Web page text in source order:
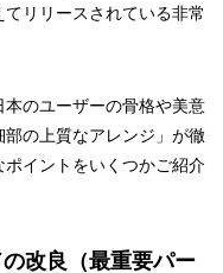
リリースされている非常
のユーザーの骨格や美意
部の上質なアレンジ」が徹
イントをいくつかご紹介
改良（最重要パー